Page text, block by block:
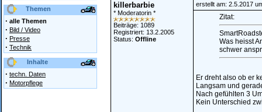
Themen
· alle Themen
· Bild / Video
· Presse
· Technik
Inhalte
· techn. Daten
· Motorpflege
killerbarbie
* Moderatorin *
Beiträge: 1089
Registriert: 13.2.2005
Status: Offline
erstellt am: 2.5.2017
Zitat:
Was heisst
schwer
Er dreht also ob er
Langsam und
Nach gefühlten 3
Kein Unterschied